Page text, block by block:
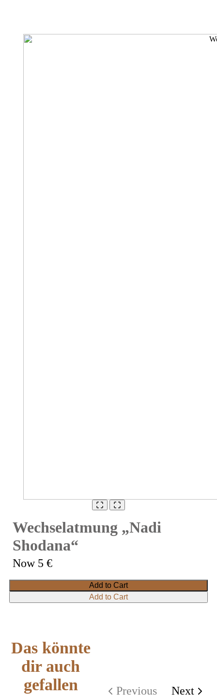
Wechselatmung „Nadi
Shodana“
Now 5 €
Add to Cart
Add to Cart
Das könnte
dir auch
gefallen
Previous Next